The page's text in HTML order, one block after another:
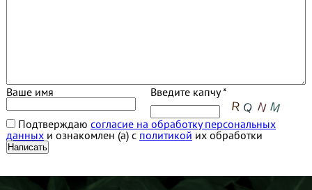
Ваше имя Введите капчу *
Подтверждаю согласие на обработку персональных
данныхи ознакомлен (а) с политикой их обработки